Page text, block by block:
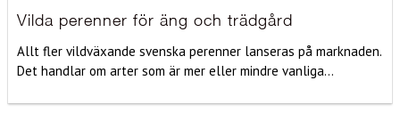
Vilda perenner för äng och trädgård
Allt fler vildväxande svenska perenner lanseras på marknaden.
Det handlar om arter som är mer eller mindre vanliga...